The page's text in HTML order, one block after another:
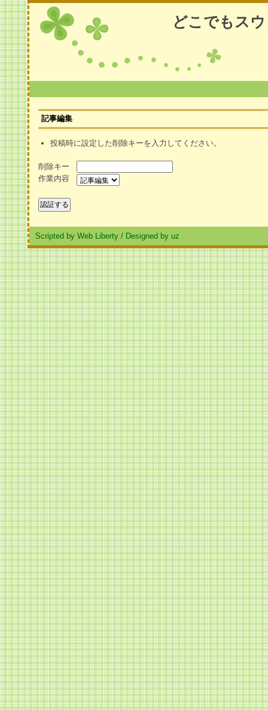
どこでもス
記事編集
投稿時に設定した削除キーを入力してください。
削除キー
作業内容
Scripted by Web Liberty / Designed by uz